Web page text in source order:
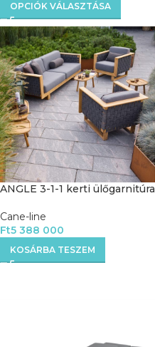
OPCIÓK VÁLASZTÁSA
ANGLE 3-1-1 kerti ülőgarnitúra
Cane-line
Ft5 388 000
KOSÁRBA TESZEM